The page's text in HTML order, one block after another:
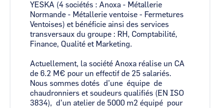
YESKA (4 sociétés : Anoxa - Métallerie
Normande - Métallerie ventoise - Fermetures
Ventoises) et bénéficie ainsi des services
transversaux du groupe : RH, Comptabilité,
Finance, Qualité et Marketing.
Actuellement, la société Anoxa réalise un CA
de 6.2 M€ pour un effectif de 25 salariés.
Nous sommes dotés d’une équipe de
chaudronniers et soudeurs qualifiés (EN ISO
3834), d’un atelier de 5000 m2 équipé pour